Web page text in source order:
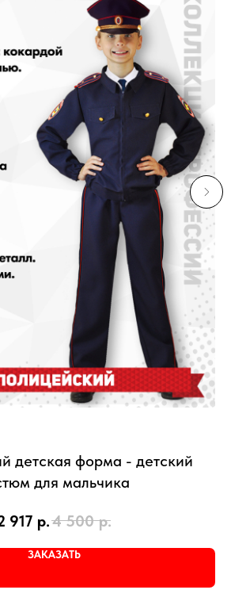
детская форма - детский
для мальчика
917 р.4 500 р.
ЗАКАЗАТЬ